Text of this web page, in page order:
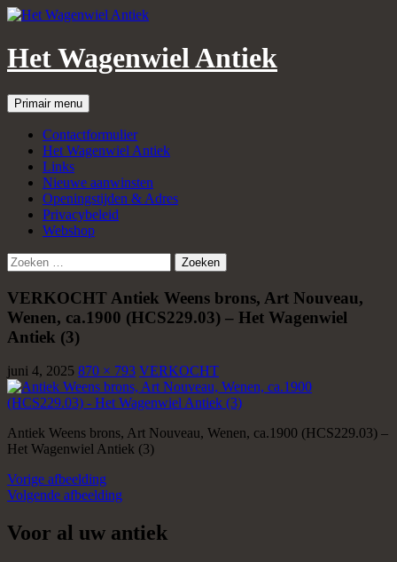
Het Wagenwiel Antiek
Zoeken
Primair menu
naar
inhoud
Contactformulier
Het Wagenwiel Antiek
Links
Nieuwe aanwinsten
Openingstijden & Adres
Privacybeleid
Webshop
Zoeken
naar:
VERKOCHT Antiek Weens brons, Art Nouveau,
Wenen, ca.1900 (HCS229.03) – Het Wagenwiel
Antiek (3)
juni 4, 2025 870 × 793 VERKOCHT
Antiek Weens brons, Art Nouveau, Wenen, ca.1900 (HCS229.03) –
Het Wagenwiel Antiek (3)
Vorige afbeelding
Volgende afbeelding
Voor al uw antiek